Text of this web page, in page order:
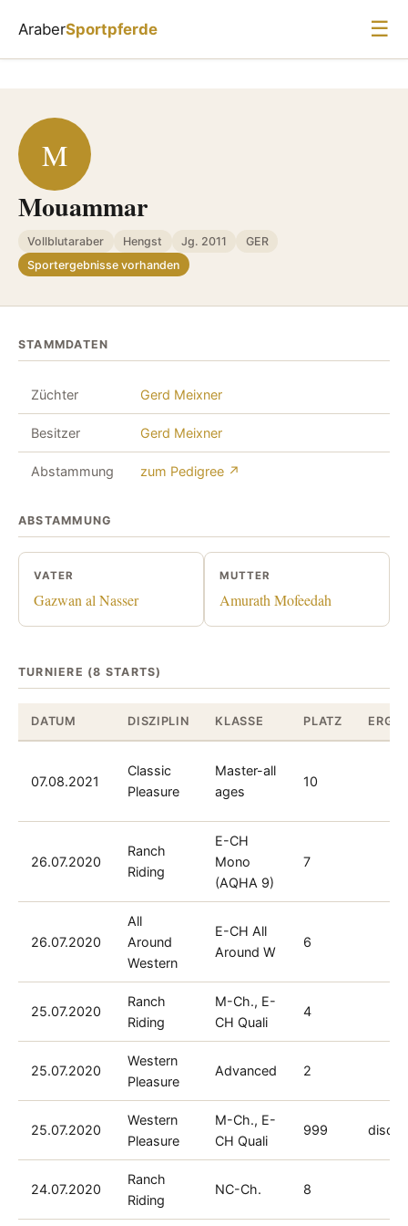
AraberSportpferde ☰
M
Mouammar
Vollblutaraber Hengst Jg. 2011
GER
Sportergebnisse vorhanden
STAMMDATEN
Züchter Gerd Meixner
Besitzer Gerd Meixner
Abstammung zum Pedigree ↗
ABSTAMMUNG
VATER
Gazwan al Nasser
MUTTER
Amurath Mofeedah
TURNIERE (8 STARTS)
DATUM DISZIPLIN KLASSE PLATZ
07.08.2021
Classic
Pleasure
Master-all
ages
10
26.07.2020
Ranch
Riding
E-CH
Mono
(AQHA 9)
7
26.07.2020
All
Around
Western
E-CH All
Around W
6
25.07.2020
Ranch
Riding
M-Ch., E-
CH Quali
4
25.07.2020
Western
Pleasure
Advanced 2
25.07.2020
Western
Pleasure
M-Ch., E-
CH Quali
999 disq.
24.07.2020
Ranch
Riding
NC-Ch. 8